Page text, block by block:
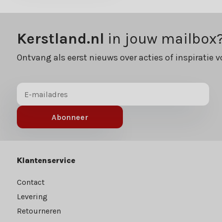
Kerstland.nl in jouw
Ontvang als eerst nieuws over acties of inspiratie
Abonneer
Klantenservice
Contact
Levering
Retourneren